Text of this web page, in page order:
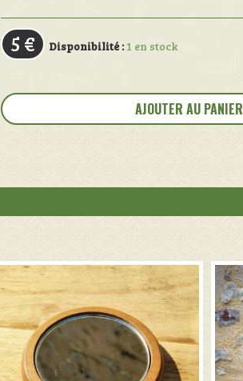
5 € Disponibilité :1 en stock
de
Broche
AJOUTER AU PANIER